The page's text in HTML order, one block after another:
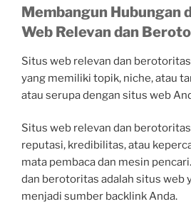
Membangun Hubungan
Web Relevan dan
Situs web relevan dan
yang memiliki topik, niche, atau
atau serupa dengan situs web
Situs web relevan dan
reputasi, kredibilitas, atau
mata pembaca dan mesin
dan berotoritas adalah situs web
menjadi sumber backlink Anda.